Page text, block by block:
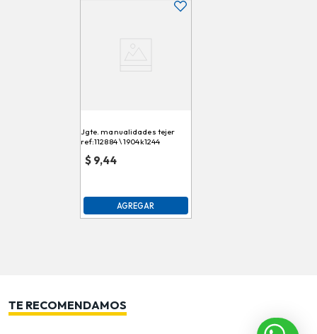
Jgte. manualidades tejer
ref:112884 \ 1904k1244
$ 9,44
AGREGAR
TE RECOMENDAMOS